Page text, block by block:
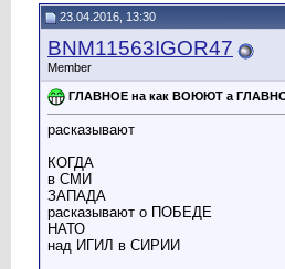
23.04.2016, 13:30
BNM11563IGOR47
Member
ГЛАВНОЕ на как ВОЮЮТ а
расказывают
КОГДА
в СМИ
ЗАПАДА
расказывают о ПОБЕДЕ
НАТО
над ИГИЛ в СИРИИ